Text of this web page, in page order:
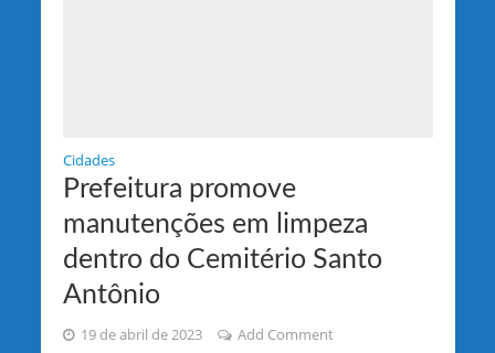
Cidades
Prefeitura promove
manutenções em limpeza
dentro do Cemitério Santo
Antônio
19 de abril de 2023 Add Comment